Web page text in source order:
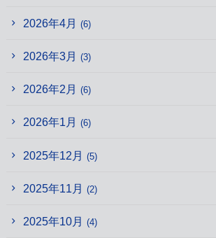
2026年4月 (6)
2026年3月 (3)
2026年2月 (6)
2026年1月 (6)
2025年12月 (5)
2025年11月 (2)
2025年10月 (4)